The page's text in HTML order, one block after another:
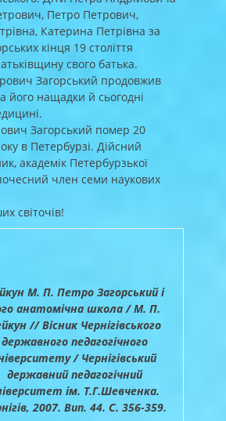
Петро Петрович,
Катерина Петрівна за
кінця 19 століття
свого батька.
Загорський продовжив
його нащадки й сьогодні
Загорський помер 20
в Петербурзі. Дійсний
академік Петербурзької
член семи наукових
світочів!
М. П. Петро Загорський і
анатомічна школа / М. П.
// Вісник Чернігівського
державного педагогічного
/ Чернігівський
державний педагогічний
ім. Т.Г.Шевченка.
2007. Вип. 44. С. 356-359.